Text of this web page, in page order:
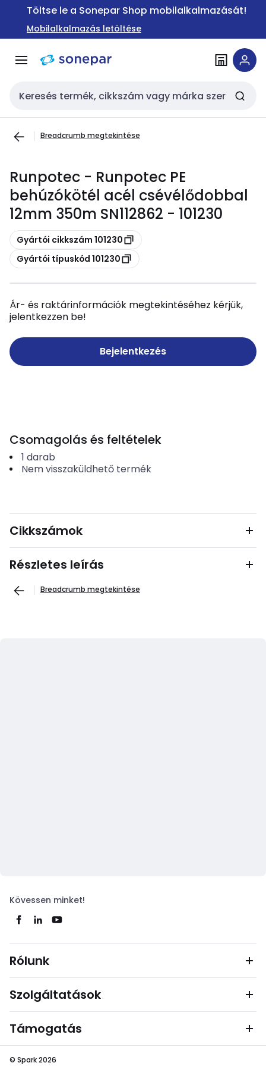
Ugrás a
Ugrás a
tartalomra
Töltse le a Sonepar Shop mobilalkalmazását!
Mobilalkalmazás letöltése
Keresési bemenet
Breadcrumb megtekintése
Runpotec - Runpotec PE
behúzókötél acél csévélődobbal
12mm 350m SN112862 - 101230
Másolás
Gyártói cikkszám 101230
Másolás
Gyártói típuskód 101230
Ár- és raktárinformációk megtekintéséhez kérjük,
jelentkezzen be!
Bejelentkezés
Csomagolás és feltételek
1 darab
Nem visszaküldhető termék
Cikkszámok
Részletes leírás
Breadcrumb megtekintése
Kövessen minket!
Rólunk
Szolgáltatások
Támogatás
© Spark 2026